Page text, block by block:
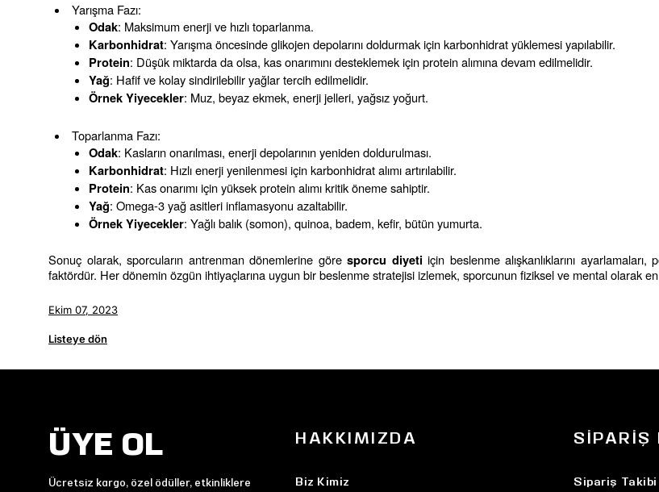
Yarışma Fazı:
Odak: Maksimum enerji ve hızlı toparlanma.
Karbonhidrat: Yarışma öncesinde glikojen depolarını doldurmak için karbonhidrat yüklemesi yapılabilir.
Protein: Düşük miktarda da olsa, kas onarımını desteklemek için protein alımına devam edilmelidir.
Yağ: Hafif ve kolay sindirilebilir yağlar tercih edilmelidir.
Örnek Yiyecekler: Muz, beyaz ekmek, enerji jelleri, yağsız yoğurt.
Toparlanma Fazı:
Odak: Kasların onarılması, enerji depolarının yeniden doldurulması.
Karbonhidrat: Hızlı enerji yenilenmesi için karbonhidrat alımı artırılabilir.
Protein: Kas onarımı için yüksek protein alımı kritik öneme sahiptir.
Yağ: Omega-3 yağ asitleri inflamasyonu azaltabilir.
Örnek Yiyecekler: Yağlı balık (somon), quinoa, badem, kefir, bütün yumurta.
Sonuç olarak, sporcuların antrenman dönemlerine göre sporcu diyeti için beslenme alışkanlıklarını
faktördür. Her dönemin özgün ihtiyaçlarına uygun bir beslenme stratejisi izlemek, sporcunun fiziksel ve mental olarak en
Ekim 07, 2023
Listeye dön
ÜYE OL
Ücretsiz kargo, özel ödüller, etkinliklere
HAKKIMIZDA
Biz Kimiz
SIPARIŞ
Sipariş Takibi